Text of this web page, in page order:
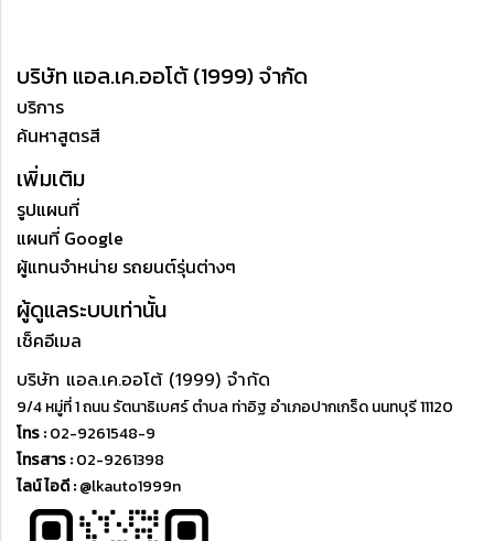
บริษัท แอล.เค.ออโต้ (1999) จำกัด
บริการ
ค้นหาสูตรสี
เพิ่มเติม
รูปแผนที่
แผนที่ Google
ผู้แทนจำหน่าย รถยนต์รุ่นต่างๆ
ผู้ดูแลระบบเท่านั้น
เช็คอีเมล
บริษัท แอล.เค.ออโต้ (1999) จำกัด
9/4 หมู่ที่ 1 ถนน รัตนาธิเบศร์ ตำบล ท่าอิฐ อำเภอปากเกร็ด นนทบุรี 11120
โทร :02-9261548-9
โทรสาร :02-9261398
ไลน์ ไอดี :@lkauto1999n